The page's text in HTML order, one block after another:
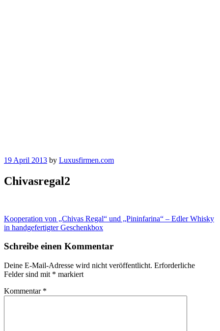
19 April 2013 by Luxusfirmen.com
Chivasregal2
Beitragsnavigation
Kooperation von „Chivas Regal“ und „Pininfarina“ – Edler Whisky
in handgefertigter Geschenkbox
Schreibe einen Kommentar
Deine E-Mail-Adresse wird nicht veröffentlicht. Erforderliche
Felder sind mit * markiert
Kommentar *